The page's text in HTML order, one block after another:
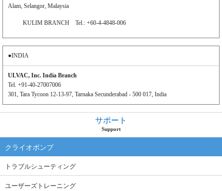
サポート
Support
クライオポンプ
トラブルシューティング
ユーザーズトレーニング
Alam, Selangor, Malaysia
KULIM BRANCH Tel.: +60-4-4848-006
●INDIA
ULVAC, Inc. India Branch
Tel. +91-40-27007006
301, Tara Tycoon 12-13-97, Tarnaka Secunderabad - 500 017, India